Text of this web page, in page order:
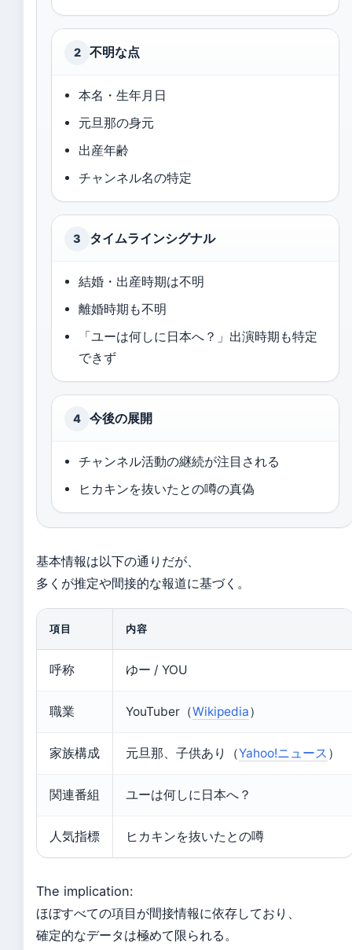
2 不明な点
本名・生年月日
元旦那の身元
出産年齢
チャンネル名の特定
3 タイムラインシグナル
結婚・出産時期は不明
離婚時期も不明
「ユーは何しに日本へ？」出演時期も特定
できず
4 今後の展開
チャンネル活動の継続が注目される
ヒカキンを抜いたとの噂の真偽
基本情報は以下の通りだが、
多くが推定や間接的な報道に基づく。
項目 内容
呼称 ゆー / YOU
職業 YouTuber（Wikipedia）
家族構成 元旦那、子供あり（Yahoo!ニュース ）
関連番組 ユーは何しに日本へ？
人気指標 ヒカキンを抜いたとの噂
The implication:
ほぼすべての項目が間接情報に依存しており、
確定的なデータは極めて限られる。